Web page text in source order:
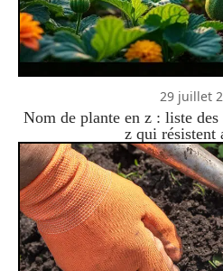
29 juillet
Nom de plante en z : liste
z qui résistent